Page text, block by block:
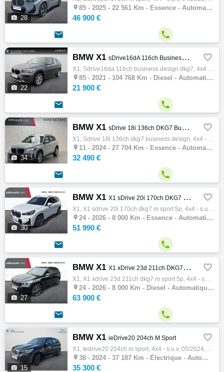
 28
 85 - 2025 - 22 561 Km - Essence - Automatique - 4x4 - S.U.V
46 900 €
 
 22
BMW X1 sDrive16dA 116ch Business Design DKG7 
X1, Sdrive16da 116ch business design dkg7, 4x4 - s.u.v, 11/2021, 116ch, 6cv, 104768 km, 5 portes, 5 places, Clim. auto, Diesel, Boite de vi…
 85 - 2021 - 104 768 Km - Diesel - Automatique - 4x4 - S.U.V
21 900 €
 
 34
BMW X1 sDrive 18i 136ch DKG7 Business Design 
X1, Sdrive 18i 136ch dkg7 business design, 4x4 - s.u.v, 09/2024, 136ch, 7cv, 27704 km, 5 portes, 5 places, Clim. auto, Essence, Boite de vi…
 11 - 2024 - 27 704 Km - Essence - Automatique - 4x4 - S.U.V
32 490 €
 
 30
BMW X1 X1 sDrive 20i 170ch DKG7 M Sport 5p 
X1, X1 sdrive 20i 170ch dkg7 m sport 5p, 4x4 - s.u.v, 06/2026, 8cv, 8000 km, 5 portes, Clim. auto, Essence, Boite de vitesse automatique, G…
 24 - 2026 - 8 000 Km - Essence - Automatique - 4x4 - S.U.V
51 990 €
 
 27
BMW X1 X1 xDrive 23d 211ch DKG7 M Sport 5p 
X1, X1 xdrive 23d 211ch dkg7 m sport 5p, 4x4 - s.u.v, 06/2026, 11cv, 8000 km, 5 portes, Clim. auto, Diesel, Boite de vitesse automatique, G…
 24 - 2026 - 8 000 Km - Diesel - Automatique - 4x4 - S.U.V
63 900 €
 
 15
BMW X1 ieDrive20 204ch M Sport 
X1, Iedrive20 204ch m sport, 4x4 - s.u.v, 05/2024, 204ch, 5cv, 37187 km, 5 portes, 5 places, Première main, électrique, Boite de vitesse au…
 38 - 2024 - 37 187 Km - Électrique - Automatique - 4x4 - S.U.V
35 300 €